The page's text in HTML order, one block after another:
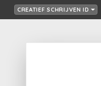
CREATIEF SCHRIJVEN ID